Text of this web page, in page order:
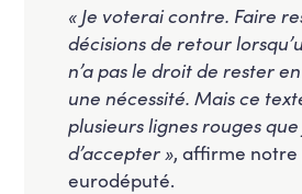
« Je voterai contre. Faire
décisions de retour
n’a pas le droit de rester
une nécessité. Mais ce
plusieurs lignes rouges
d’accepter », affirme
eurodéputé.